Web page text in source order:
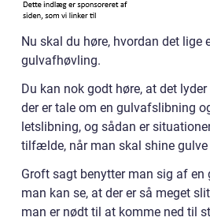
Nu skal du høre, hvordan det lige
gulvafhøvling.
Du kan nok godt høre, at det
der er tale om en gulvafslibning
letslibning, og sådan er
tilfælde, når man skal shine gulve
Groft sagt benytter man sig af
man kan se, at der er så meget
man er nødt til at komme ned til